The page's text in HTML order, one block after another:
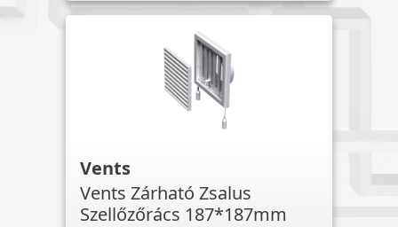
Vents
Vents Zárható Zsalus
Szellőzőrács 187*187mm